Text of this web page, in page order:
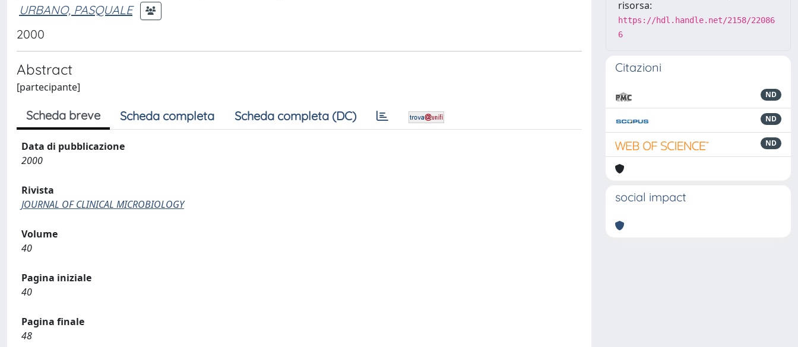
URBANO, PASQUALE
2000
Abstract
[partecipante]
Scheda breve Scheda completa Scheda completa (DC)
Data di pubblicazione
2000
Rivista
JOURNAL OF CLINICAL MICROBIOLOGY
Volume
40
Pagina iniziale
40
Pagina finale
48
risorsa:
https://hdl.handle.net/2158/22086
6
Citazioni
ND
ND
ND
social impact